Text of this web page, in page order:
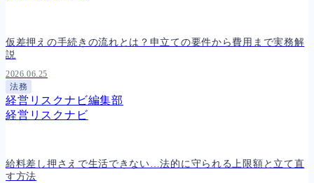
仮差押えの手続きの流れとは？申立ての要件から費用まで実務解
説
2026.06.25
法務
経営リスクナビ編集部
経営リスクナビ
給料差し押さえで生活できない…法的に守られる上限額と立て直
す方法